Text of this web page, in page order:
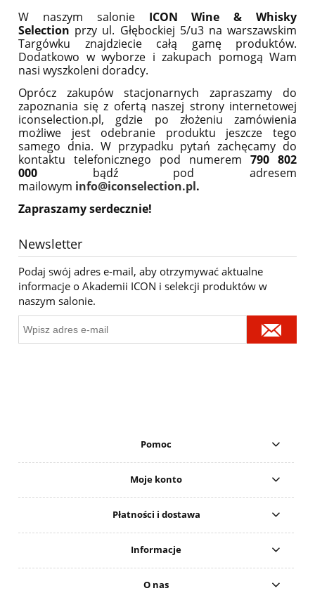
W naszym salonieICON Wine & Whisky
Selection przy ul. Głębockiej 5/u3 na warszawskim
Targówku znajdziecie całą gamę produktów.
Dodatkowo w wyborze i zakupach pomogą Wam
nasi wyszkoleni doradcy.
Oprócz zakupów stacjonarnych zapraszamy do
zapoznania się z ofertą naszej strony internetowej
iconselection.pl, gdzie po złożeniu zamówienia
możliwe jest odebranie produktu jeszcze tego
samego dnia. W przypadku pytań zachęcamy do
kontaktu telefonicznego pod numerem 790 802
000 bądź pod adresem
mailowym info@iconselection.pl.
Zapraszamy serdecznie!
Newsletter
Podaj swój adres e-mail, aby otrzymywać aktualne
informacje o Akademii ICON i selekcji produktów w
naszym salonie.
Pomoc
Moje konto
Płatności i dostawa
Informacje
O nas